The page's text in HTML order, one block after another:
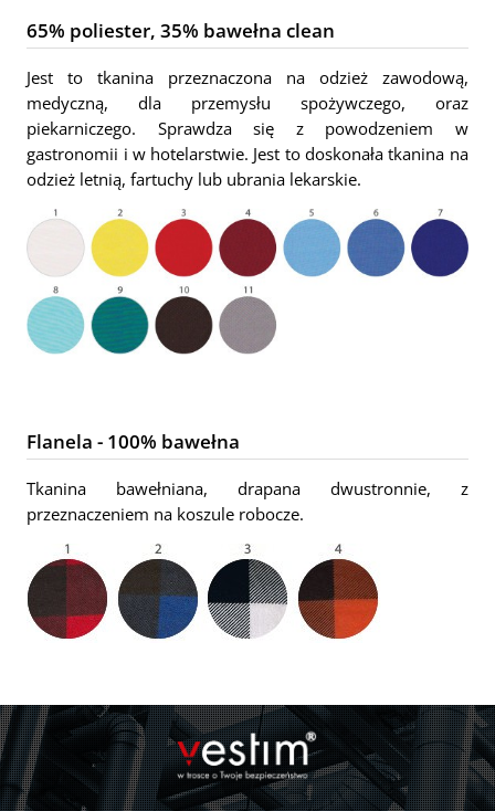
65% poliester, 35% bawełna clean
Jest to tkanina przeznaczona na odzież zawodową,
medyczną, dla przemysłu spożywczego, oraz
piekarniczego. Sprawdza się z powodzeniem w
gastronomii i w hotelarstwie. Jest to doskonała tkanina na
odzież letnią, fartuchy lub ubrania lekarskie.
Flanela - 100% bawełna
Tkanina bawełniana, drapana dwustronnie, z
przeznaczeniem na koszule robocze.